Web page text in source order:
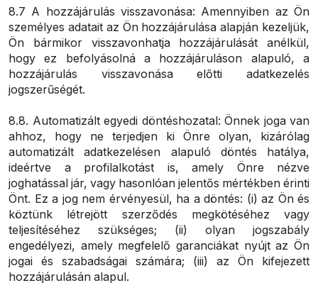
8.7 A hozzájárulás visszavonása: Amennyiben az Ön
személyes adatait az Ön hozzájárulása alapján kezeljük,
Ön bármikor visszavonhatja hozzájárulását anélkül,
hogy ez befolyásolná a hozzájáruláson alapuló, a
hozzájárulás visszavonása előtti adatkezelés
jogszerűségét.
8.8. Automatizált egyedi döntéshozatal: Önnek joga van
ahhoz, hogy ne terjedjen ki Önre olyan, kizárólag
automatizált adatkezelésen alapuló döntés hatálya,
ideértve a profilalkotást is, amely Önre nézve
joghatással jár, vagy hasonlóan jelentős mértékben érinti
Önt. Ez a jog nem érvényesül, ha a döntés: (i) az Ön és
köztünk létrejött szerződés megkötéséhez vagy
teljesítéséhez szükséges; (ii) olyan jogszabály
engedélyezi, amely megfelelő garanciákat nyújt az Ön
jogai és szabadságai számára; (iii) az Ön kifejezett
hozzájárulásán alapul.